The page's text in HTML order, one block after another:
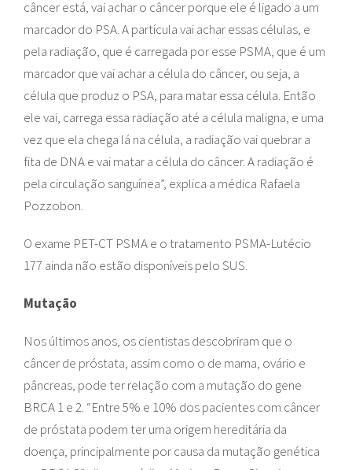
câncer está, vai achar o câncer porque ele é ligado a um
marcador do PSA. A partícula vai achar essas células, e
pela radiação, que é carregada por esse PSMA, que é um
marcador que vai achar a célula do câncer, ou seja, a
célula que produz o PSA, para matar essa célula. Então
ele vai, carrega essa radiação até a célula maligna, e uma
vez que ela chega lá na célula, a radiação vai quebrar a
fita de DNA e vai matar a célula do câncer. A radiação é
pela circulação sanguínea”, explica a médica Rafaela
Pozzobon.
O exame PET-CT PSMA e o tratamento PSMA-Lutécio
177 ainda não estão disponíveis pelo SUS.
Mutação
Nos últimos anos, os cientistas descobriram que o
câncer de próstata, assim como o de mama, ovário e
pâncreas, pode ter relação com a mutação do gene
BRCA 1 e 2. “Entre 5% e 10% dos pacientes com câncer
de próstata podem ter uma origem hereditária da
doença, principalmente por causa da mutação genética